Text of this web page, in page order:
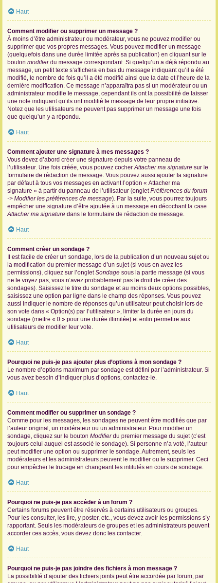
Haut
Comment modifier ou supprimer un message ?
À moins d’être administrateur ou modérateur, vous ne pouvez modifier ou
supprimer que vos propres messages. Vous pouvez modifier un message
(quelquefois dans une durée limitée après sa publication) en cliquant sur le
bouton modifierdu message correspondant. Si quelqu’un a déjà répondu au
message, un petit texte s’affichera en bas du message indiquant qu’il a été
modifié, le nombre de fois qu’il a été modifié ainsi que la date et l’heure de la
dernière modification. Ce message n’apparaîtra pas si un modérateur ou un
administrateur modifie le message, cependant ils ont la possibilité de laisser
une note indiquant qu’ils ont modifié le message de leur propre initiative.
Notez que les utilisateurs ne peuvent pas supprimer un message une fois
que quelqu’un y a répondu.
Haut
Comment ajouter une signature à mes messages ?
Vous devez d’abord créer une signature depuis votre panneau de
l’utilisateur. Une fois créée, vous pouvez cocherAttacher ma signature sur le
formulaire de rédaction de message. Vous pouvez aussi ajouter la signature
par défaut à tous vos messages en activant l’option « Attacher ma
signature » à partir du panneau de l’utilisateur (ongletPréférences du forum -
-> Modifier les préférences de message). Par la suite, vous pourrez toujours
empêcher une signature d’être ajoutée à un message en décochant la case
Attacher ma signature dans le formulaire de rédaction de message.
Haut
Comment créer un sondage ?
Il est facile de créer un sondage, lors de la publication d’un nouveau sujet ou
la modification du premier message d’un sujet (si vous en avez les
permissions), cliquez sur l’ongletSondage sous la partie message (si vous
ne le voyez pas, vous n’avez probablement pas le droit de créer des
sondages). Saisissez le titre du sondage et au moins deux options possibles,
saisissez une option par ligne dans le champ des réponses. Vous pouvez
aussi indiquer le nombre de réponses qu’un utilisateur peut choisir lors de
son vote dans « Option(s) par l’utilisateur », limiter la durée en jours du
sondage (mettre « 0 » pour une durée illimitée) et enfin permettre aux
utilisateurs de modifier leur vote.
Haut
Pourquoi ne puis-je pas ajouter plus d’options à mon sondage ?
Le nombre d’options maximum par sondage est défini par l’administrateur. Si
vous avez besoin d’indiquer plus d’options, contactez-le.
Haut
Comment modifier ou supprimer un sondage ?
Comme pour les messages, les sondages ne peuvent être modifiés que par
l’auteur original, un modérateur ou un administrateur. Pour modifier un
sondage, cliquez sur le bouton Modifierdu premier message du sujet (c’est
toujours celui auquel est associé le sondage). Si personne n’a voté, l’auteur
peut modifier une option ou supprimer le sondage. Autrement, seuls les
modérateurs et les administrateurs peuvent le modifier ou le supprimer. Ceci
pour empêcher le trucage en changeant les intitulés en cours de sondage.
Haut
Pourquoi ne puis-je pas accéder à un forum ?
Certains forums peuvent être réservés à certains utilisateurs ou groupes.
Pour les consulter, les lire, y poster, etc., vous devez avoir les permissions s’y
rapportant. Seuls les modérateurs de groupes et les administrateurs peuvent
accorder ces accès, vous devez donc les contacter.
Haut
Pourquoi ne puis-je pas joindre des fichiers à mon message ?
La possibilité d’ajouter des fichiers joints peut être accordée par forum, par